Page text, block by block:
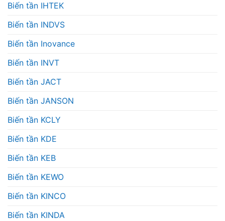
Biến tần IHTEK
Biến tần INDVS
Biến tần Inovance
Biến tần INVT
Biến tần JACT
Biến tần JANSON
Biến tần KCLY
Biến tần KDE
Biến tần KEB
Biến tần KEWO
Biến tần KINCO
Biến tần KINDA